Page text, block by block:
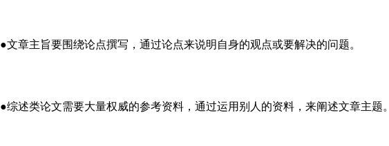
●文章主旨要围绕论点撰写，通过论点来说明自身的观点或要解决的问题。
●综述类论文需要大量权威的参考资料，通过运用别人的资料，来阐述文章主题。